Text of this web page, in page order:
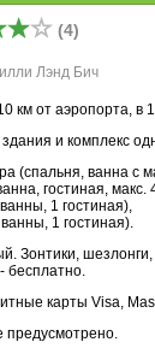
(4)
Лэнд Бич
км от аэропорта, в
здания и комплекс
(спальня, ванна с
гостиная, макс.
1 гостиная),
1 гостиная).
Зонтики,
бесплатно.
карты Visa,